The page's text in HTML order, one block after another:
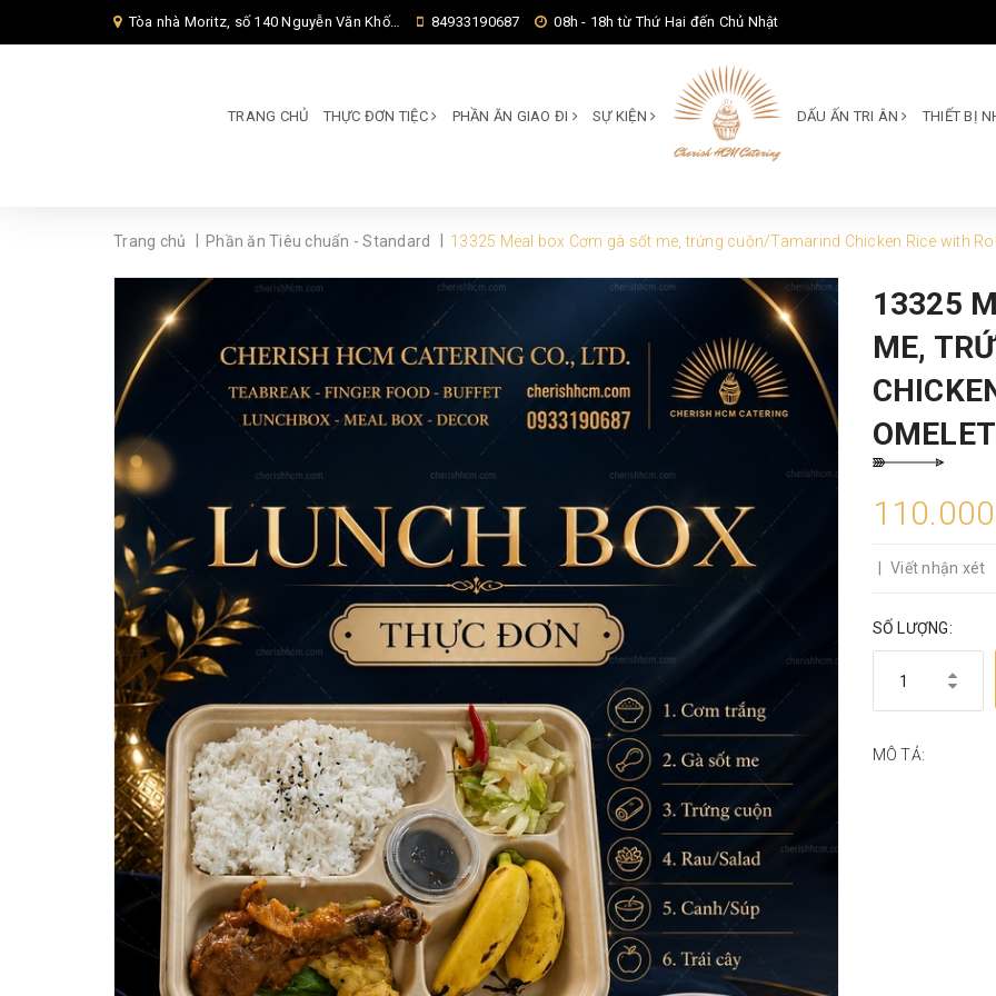
Tòa nhà Moritz, số 140 Nguyễn Văn Khối, Phường Thông Tây Hội, Thành phố Hồ Chí Minh, TP Hồ Chí Minh, 84933190687 08h - 18h từ Thứ Hai đến Chủ Nhật
TRANG CHỦ THỰC ĐƠN TIỆC PHẦN ĂN GIAO ĐI SỰ KIỆN DẤU ẤN TRI ÂN THIẾT BỊ
Trang chủ Phần ăn Tiêu chuẩn - Standard 13325 Meal box Cơm gà sốt me, trứng cuộn/Tamarind Chicken Rice with
13325
ME,
Viết nhận xét
SỐ LƯỢNG:
MÔ TẢ: